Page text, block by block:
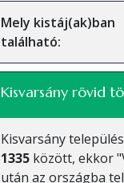
Mely kistáj(ak)ban
található:
Kisvarsány rövid
Kisvarsány
1335 között, ekkor
után az országba